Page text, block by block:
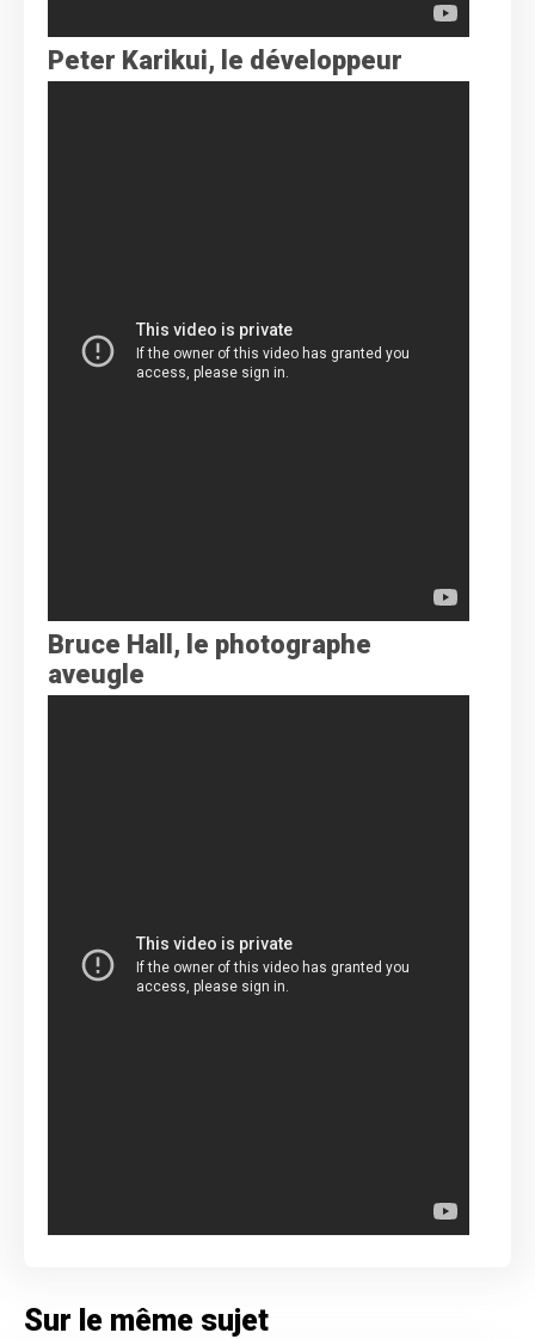
Peter Karikui, le développeur
Bruce Hall, le photographe
aveugle
Sur le même sujet